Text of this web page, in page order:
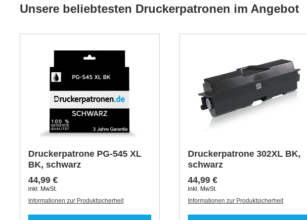
Unsere beliebtesten Druckerpatronen im Angebot
Druckerpatrone PG-545 XL
BK, schwarz
44,99 €
inkl. MwSt.
Informationen zur Produktsicherheit
Druckerpatrone 302XL BK,
schwarz
44,99 €
inkl. MwSt.
Informationen zur Produktsicherheit